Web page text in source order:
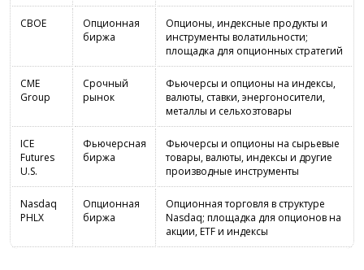
CBOE
Опционная
биржа
Опционы, индексные продукты и
инструменты волатильности;
площадка для опционных стратегий
CME
Group
Срочный
рынок
Фьючерсы и опционы на индексы,
валюты, ставки, энергоносители,
металлы и сельхозтовары
ICE
Futures
U.S.
Фьючерсная
биржа
Фьючерсы и опционы на сырьевые
товары, валюты, индексы и другие
производные инструменты
Nasdaq
PHLX
Опционная
биржа
Опционная торговля в структуре
Nasdaq; площадка для опционов на
акции, ETF и индексы